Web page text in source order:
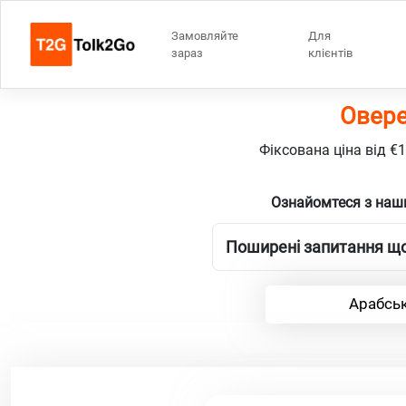
Замовляйте
зараз
Для
клієнтів
Фіксована ціна від
Ознайомтеся з
Поширені запитання